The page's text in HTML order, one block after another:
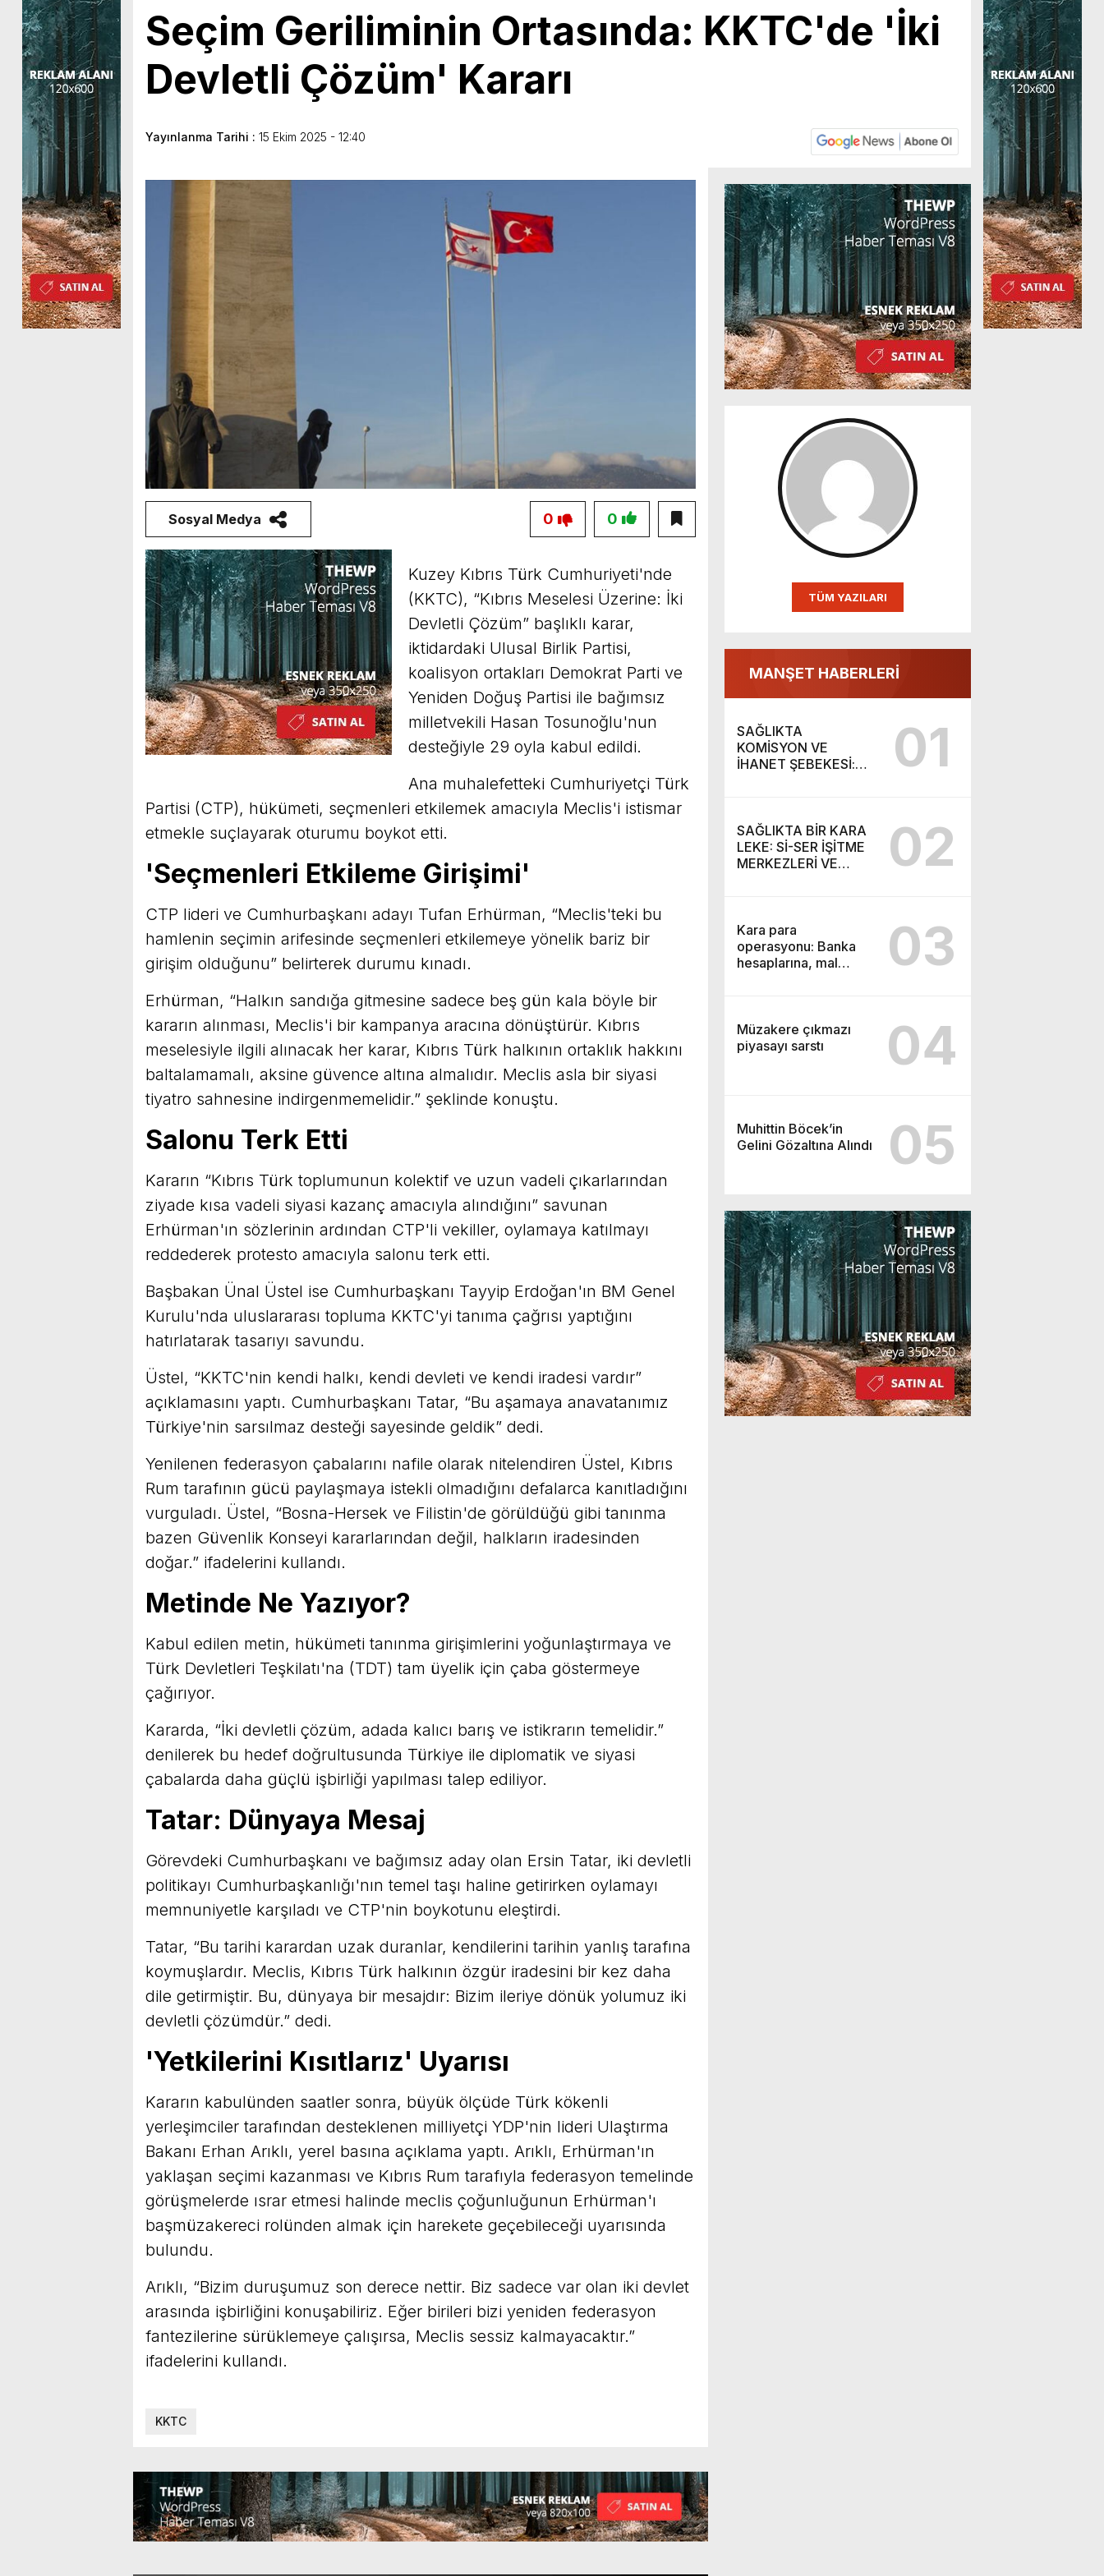
Seçim Geriliminin Ortasında: KKTC'de 'İki
Devletli Çözüm' Kararı
Yayınlanma Tarihi : 15 Ekim 2025 - 12:40
TÜM YAZILARI
MANŞET HABERLERİ
SAĞLIKTA
KOMİSYON VE
İHANET ŞEBEKESİ:
VURGUNU!
01
SAĞLIKTA BİR KARA
LEKE: Sİ-SER İŞİTME
MERKEZLERİ VE
02
Kara para
operasyonu: Banka
hesaplarına, mal
03
Müzakere çıkmazı
piyasayı sarstı
04
Muhittin Böcek’in
Gelini Gözaltına Alındı
05
Sosyal Medya 0
0
Kuzey Kıbrıs Türk Cumhuriyeti'nde
(KKTC), “Kıbrıs Meselesi Üzerine: İki
Devletli Çözüm” başlıklı karar,
iktidardaki Ulusal Birlik Partisi,
koalisyon ortakları Demokrat Parti ve
Yeniden Doğuş Partisi ile bağımsız
milletvekili Hasan Tosunoğlu'nun
desteğiyle 29 oyla kabul edildi.
Ana muhalefetteki Cumhuriyetçi Türk
Partisi (CTP), hükümeti, seçmenleri etkilemek amacıyla Meclis'i istismar
etmekle suçlayarak oturumu boykot etti.
'Seçmenleri Etkileme Girişimi'
CTP lideri ve Cumhurbaşkanı adayı Tufan Erhürman, “Meclis'teki bu
hamlenin seçimin arifesinde seçmenleri etkilemeye yönelik bariz bir
girişim olduğunu” belirterek durumu kınadı.
Erhürman, “Halkın sandığa gitmesine sadece beş gün kala böyle bir
kararın alınması, Meclis'i bir kampanya aracına dönüştürür. Kıbrıs
meselesiyle ilgili alınacak her karar, Kıbrıs Türk halkının ortaklık hakkını
baltalamamalı, aksine güvence altına almalıdır. Meclis asla bir siyasi
tiyatro sahnesine indirgenmemelidir.” şeklinde konuştu.
Salonu Terk Etti
Kararın “Kıbrıs Türk toplumunun kolektif ve uzun vadeli çıkarlarından
ziyade kısa vadeli siyasi kazanç amacıyla alındığını” savunan
Erhürman'ın sözlerinin ardından CTP'li vekiller, oylamaya katılmayı
reddederek protesto amacıyla salonu terk etti.
Başbakan Ünal Üstel ise Cumhurbaşkanı Tayyip Erdoğan'ın BM Genel
Kurulu'nda uluslararası topluma KKTC'yi tanıma çağrısı yaptığını
hatırlatarak tasarıyı savundu.
Üstel, “KKTC'nin kendi halkı, kendi devleti ve kendi iradesi vardır”
açıklamasını yaptı. Cumhurbaşkanı Tatar, “Bu aşamaya anavatanımız
Türkiye'nin sarsılmaz desteği sayesinde geldik” dedi.
Yenilenen federasyon çabalarını nafile olarak nitelendiren Üstel, Kıbrıs
Rum tarafının gücü paylaşmaya istekli olmadığını defalarca kanıtladığını
vurguladı. Üstel, “Bosna-Hersek ve Filistin'de görüldüğü gibi tanınma
bazen Güvenlik Konseyi kararlarından değil, halkların iradesinden
doğar.” ifadelerini kullandı.
Metinde Ne Yazıyor?
Kabul edilen metin, hükümeti tanınma girişimlerini yoğunlaştırmaya ve
Türk Devletleri Teşkilatı'na (TDT) tam üyelik için çaba göstermeye
çağırıyor.
Kararda, “İki devletli çözüm, adada kalıcı barış ve istikrarın temelidir.”
denilerek bu hedef doğrultusunda Türkiye ile diplomatik ve siyasi
çabalarda daha güçlü işbirliği yapılması talep ediliyor.
Tatar: Dünyaya Mesaj
Görevdeki Cumhurbaşkanı ve bağımsız aday olan Ersin Tatar, iki devletli
politikayı Cumhurbaşkanlığı'nın temel taşı haline getirirken oylamayı
memnuniyetle karşıladı ve CTP'nin boykotunu eleştirdi.
Tatar, “Bu tarihi karardan uzak duranlar, kendilerini tarihin yanlış tarafına
koymuşlardır. Meclis, Kıbrıs Türk halkının özgür iradesini bir kez daha
dile getirmiştir. Bu, dünyaya bir mesajdır: Bizim ileriye dönük yolumuz iki
devletli çözümdür.” dedi.
'Yetkilerini Kısıtlarız' Uyarısı
Kararın kabulünden saatler sonra, büyük ölçüde Türk kökenli
yerleşimciler tarafından desteklenen milliyetçi YDP'nin lideri Ulaştırma
Bakanı Erhan Arıklı, yerel basına açıklama yaptı. Arıklı, Erhürman'ın
yaklaşan seçimi kazanması ve Kıbrıs Rum tarafıyla federasyon temelinde
görüşmelerde ısrar etmesi halinde meclis çoğunluğunun Erhürman'ı
başmüzakereci rolünden almak için harekete geçebileceği uyarısında
bulundu.
Arıklı, “Bizim duruşumuz son derece nettir. Biz sadece var olan iki devlet
arasında işbirliğini konuşabiliriz. Eğer birileri bizi yeniden federasyon
fantezilerine sürüklemeye çalışırsa, Meclis sessiz kalmayacaktır.”
ifadelerini kullandı.
KKTC